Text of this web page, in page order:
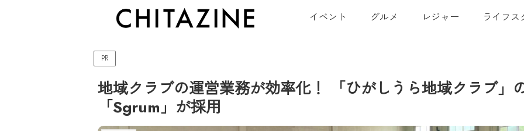
イベント グルメ レジャー ライフス
PR
地域クラブの運営業務が効率化！ 「ひがしうら地域クラブ」
「Sgrum」が採用